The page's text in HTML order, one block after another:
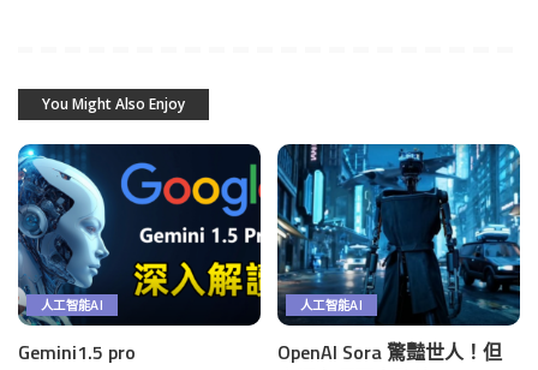
You Might Also Enjoy
人工智能AI
Gemini1.5 pro
人工智能AI
OpenAI Sora 驚豔世人！但